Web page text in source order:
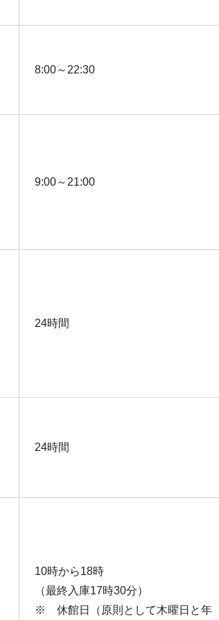
8:00～22:30
9:00～21:00
24時間
24時間
10時から18時
（最終入庫17時30分）
※ 休館日（原則として木曜日と年